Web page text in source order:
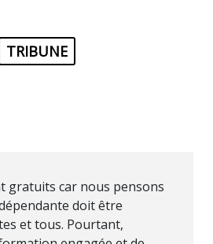
TRIBUNE
gratuits car nous pensons
doit être
et tous. Pourtant,